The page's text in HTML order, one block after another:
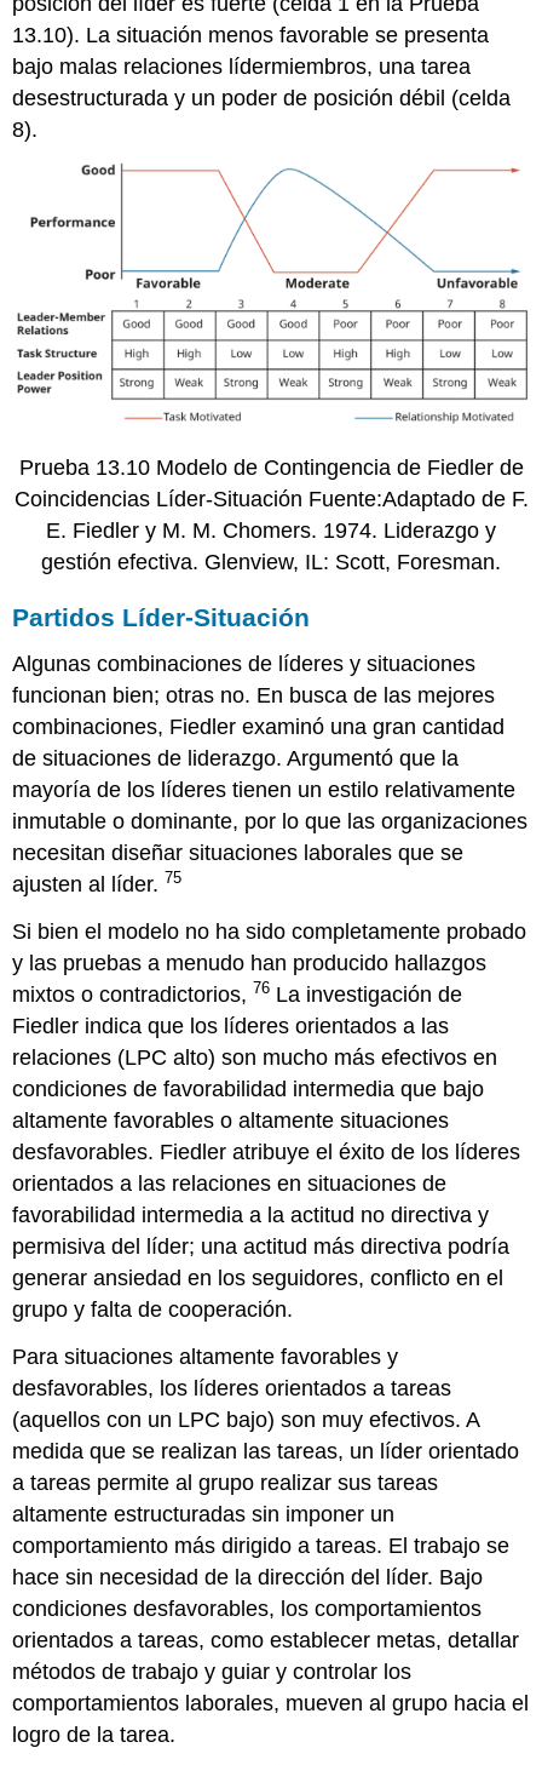
13.10). La situación menos favorable se presenta
bajo malas relaciones lídermiembros, una tarea
desestructurada y un poder de posición débil (celda
8).
Prueba 13.10 Modelo de Contingencia de Fiedler de
Coincidencias Líder-Situación Fuente:Adaptado de F.
E. Fiedler y M. M. Chomers. 1974. Liderazgo y
gestión efectiva. Glenview, IL: Scott, Foresman.
Partidos Líder-Situación
Algunas combinaciones de líderes y situaciones
funcionan bien; otras no. En busca de las mejores
combinaciones, Fiedler examinó una gran cantidad
de situaciones de liderazgo. Argumentó que la
mayoría de los líderes tienen un estilo relativamente
inmutable o dominante, por lo que las organizaciones
necesitan diseñar situaciones laborales que se
ajusten al líder. 75
Si bien el modelo no ha sido completamente probado
y las pruebas a menudo han producido hallazgos
mixtos o contradictorios, 76 La investigación de
Fiedler indica que los líderes orientados a las
relaciones (LPC alto) son mucho más efectivos en
condiciones de favorabilidad intermedia que bajo
altamente favorables o altamente situaciones
desfavorables. Fiedler atribuye el éxito de los líderes
orientados a las relaciones en situaciones de
favorabilidad intermedia a la actitud no directiva y
permisiva del líder; una actitud más directiva podría
generar ansiedad en los seguidores, conflicto en el
grupo y falta de cooperación.
Para situaciones altamente favorables y
desfavorables, los líderes orientados a tareas
(aquellos con un LPC bajo) son muy efectivos. A
medida que se realizan las tareas, un líder orientado
a tareas permite al grupo realizar sus tareas
altamente estructuradas sin imponer un
comportamiento más dirigido a tareas. El trabajo se
hace sin necesidad de la dirección del líder. Bajo
condiciones desfavorables, los comportamientos
orientados a tareas, como establecer metas, detallar
métodos de trabajo y guiar y controlar los
comportamientos laborales, mueven al grupo hacia el
logro de la tarea.